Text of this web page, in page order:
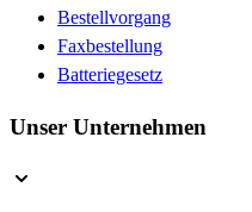
Bestellvorgang
Faxbestellung
Batteriegesetz
Unser Unternehmen